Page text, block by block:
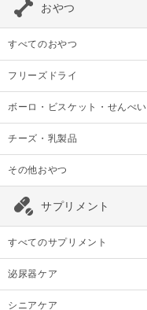
おやつ
すべてのおやつ
フリーズドライ
ボーロ・ビスケット・せんべい
チーズ・乳製品
その他おやつ
サプリメント
すべてのサプリメント
泌尿器ケア
シニアケア